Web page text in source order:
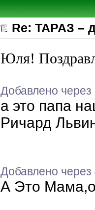
Re: ТАРАЗ –
Юля!
Добавлено
а это папа
Ричард
Добавлено
А Это